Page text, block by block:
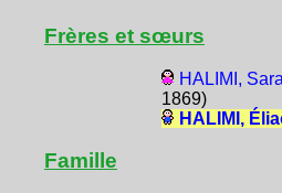
Frères et sœurs
HALIMI,
1869)
HALIMI,
Famille